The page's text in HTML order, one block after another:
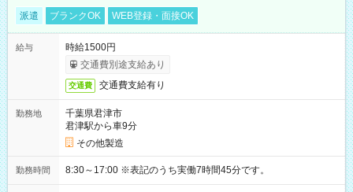
派遣 ブランクOK WEB登録・面接OK
給与
時給1500円
交通費別途支給あり
交通費 交通費支給有り
勤務地
千葉県君津市
君津駅から車9分
その他製造
勤務時間 8:30～17:00 ※表記のうち実働7時間45分です。